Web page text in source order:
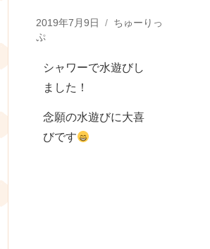
Posted
on
2019年7月9日 Categories
ちゅーりっ
ぷ
シャワーで水遊びし
ました！
念願の水遊びに大喜
びです